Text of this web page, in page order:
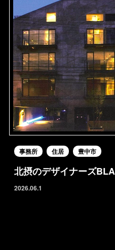
事務所 住居 豊中市
北摂のデザイナーズ
2026.06.1